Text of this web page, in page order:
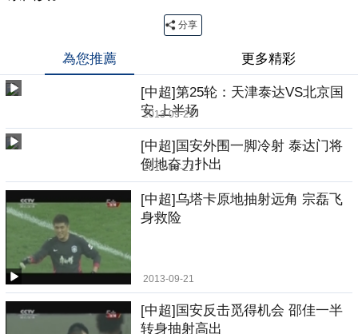
分享
為您推薦 更多精彩
[中超]第25轮：天津泰达VS北京国
安 上半场
2013-09-21
[中超]国安外围一脚冷射 泰达门将
倒地奋力扑出
2013-09-21
[中超]乌塔卡原地抽射远角 宗磊飞
身救险
2013-09-21
[中超]国安反击觅得机会 邵佳一半
转身抽射高出